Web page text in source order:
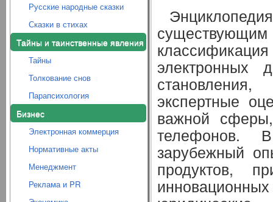
Русские народные сказки
Сказки в стихах
Тайны и таинственные явления
Тайны
Толкование снов
Парапсихология
Бизнес
Электронная коммерция
Нормативные акты
Менеджмент
Реклама и PR
электронных
экспертные
важной
телефонов.
зарубежный
продуктов,